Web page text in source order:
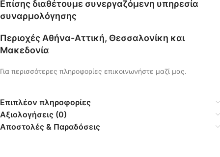
Επίσης διαθέτουμε συνεργαζόμενη υπηρεσία
συναρμολόγησης
Περιοχές Αθήνα-Αττική, Θεσσαλονίκη και
Μακεδονία
Για περισσότερες πληροφορίες επικοινωνήστε μαζί μας.
Επιπλέον πληροφορίες
Αξιολογήσεις (0)
Αποστολές & Παραδόσεις